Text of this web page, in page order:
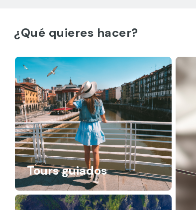
¿Qué quieres hacer?
Tours guiados